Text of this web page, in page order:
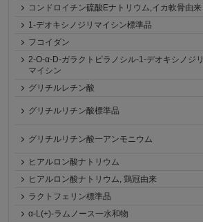
コンドロイチン硫酸Eナトリウム,イカ軟骨由来
1-デオキシノジリマイシン標準品
フコイダン
2-O-α-D-ガラクトピラノシル-1-デオキシノジリ
マイシン
グリチルレチン酸
グリチルリチン酸標準品
グリチルリチン酸一アンモニウム
ヒアルロン酸ナトリウム
ヒアルロン酸ナトリウム, 鶏冠由来
ラクトフェリン標準品
α-L(+)-ラムノース一水和物